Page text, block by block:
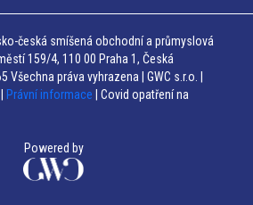
česká smíšená obchodní a průmyslová
159/4, 110 00 Praha 1, Česká
Všechna práva vyhrazena | GWC s.r.o. |
Právní informace | Covid opatření na
Powered by